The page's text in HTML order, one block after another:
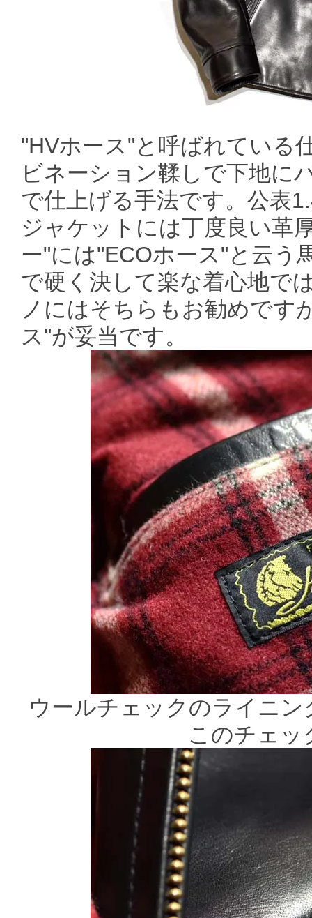
"HVホース"と呼ばれている
ビネーション鞣しで下地に
で仕上げる手法です。公表
ジャケットには丁度良い革
ー"には"ECOホース"と云う
で硬く決して楽な着心地で
ノにはそちらもお勧めです
ス"が妥当です。
ウールチェックのライニ
このチェッ